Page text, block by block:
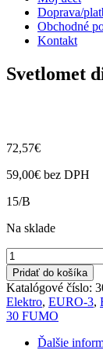
Doprava/
Obchodné
Kontakt
Svetlomet
72,57€
59,00€ bez DPH
15/B
Na sklade
množstvo
Svetlomet
diaľkový
FUMO
E-
3,4,5
M27
Pridať do košíka
Katalógové číslo:
Elektro, EURO-3,
30 FUMO
Ďalšie